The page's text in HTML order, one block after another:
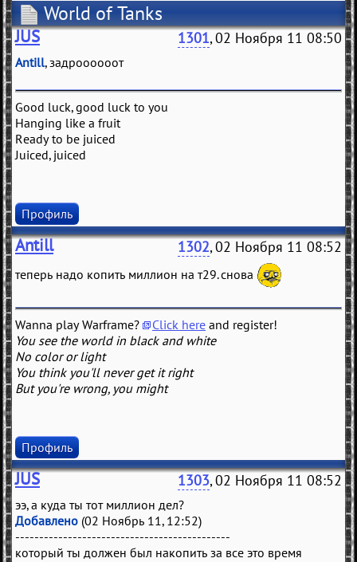
World of Tanks
JUS 1301, 02 Ноября 11 08:50
Antill, задроооооот
Good luck, good luck to you
Hanging like a fruit
Ready to be juiced
Juiced, juiced
Профиль
Antill 1302, 02 Ноября 11 08:52
теперь надо копить миллион на т29. снова
Wanna play Warframe? Click here and register!
You see the world in black and white
No color or light
You think you'll never get it right
But you're wrong, you might
Профиль
JUS 1303, 02 Ноября 11 08:52
ээ, а куда ты тот миллион дел?
Добавлено (02 Ноябрь 11, 12:52)
---------------------------------------------
который ты должен был накопить за все это время